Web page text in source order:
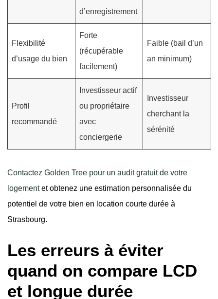
d’enregistrement
Flexibilité
d’usage du bien
Forte
(récupérable
facilement)
Faible (bail d’un
an minimum)
Profil
recommandé
Investisseur actif
ou propriétaire
avec
conciergerie
Investisseur
cherchant la
sérénité
Contactez Golden Tree pour un audit gratuit de votre
logementet obtenez une estimation personnalisée du
potentiel de votre bien en location courte durée à
Strasbourg.
Les erreurs à éviter
quand on compare LCD
et longue durée